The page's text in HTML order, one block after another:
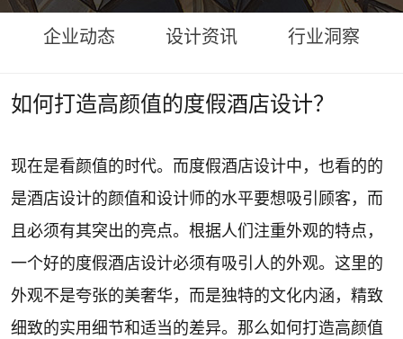
企业动态 设计资讯 行业洞察
如何打造高颜值的度假酒店设计？
现在是看颜值的时代。而度假酒店设计中，也看的的
是酒店设计的颜值和设计师的水平要想吸引顾客，而
且必须有其突出的亮点。根据人们注重外观的特点，
一个好的度假酒店设计必须有吸引人的外观。这里的
外观不是夸张的美奢华，而是独特的文化内涵，精致
细致的实用细节和适当的差异。那么如何打造高颜值